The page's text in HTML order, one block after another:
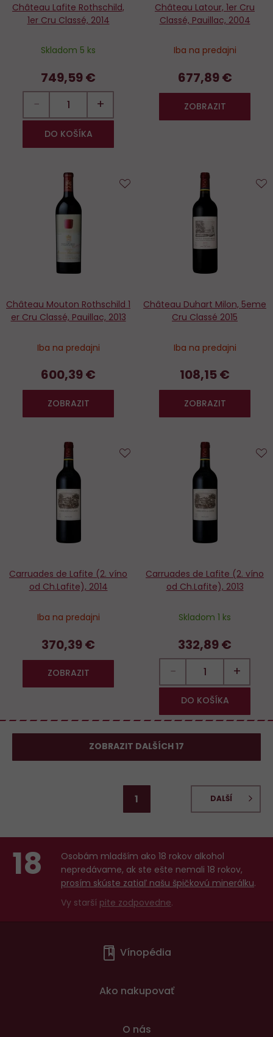
Château Lafite Rothschild,
1er Cru Classé, 2014
Skladom 5 ks
749,59 €
− +
DO KOŠÍKA
Château Latour, 1er Cru
Classé, Pauillac, 2004
Iba na predajni
677,89 €
ZOBRAZIT
Château Mouton Rothschild 1
er Cru Classé, Pauillac, 2013
Iba na predajni
600,39 €
ZOBRAZIT
Château Duhart Milon, 5eme
Cru Classé 2015
Iba na predajni
108,15 €
ZOBRAZIT
Carruades de Lafite (2. víno
od Ch.Lafite), 2014
Iba na predajni
370,39 €
ZOBRAZIT
Carruades de Lafite (2. víno
od Ch.Lafite), 2013
Skladom 1 ks
332,89 €
− +
DO KOŠÍKA
ZOBRAZIT DALŠÍCH 17
1 DALŠÍ
18
Osobám mladším ako 18 rokov alkohol
nepredávame, ak ste ešte nemali 18 rokov,
prosím skúste zatiaľ našu špičkovú minerálku.
Vy starší pite zodpovedne.
Vínopédia
Ako nakupovať
O nás